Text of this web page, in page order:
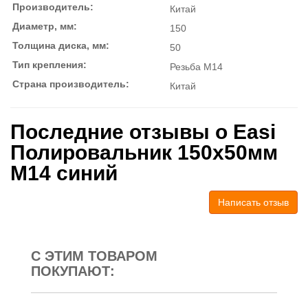
Производитель:
Китай
Диаметр, мм:
150
Толщина диска, мм:
50
Тип крепления:
Резьба М14
Страна производитель:
Китай
Последние отзывы о Easi
Полировальник 150х50мм
М14 синий
Написать отзыв
С ЭТИМ ТОВАРОМ
ПОКУПАЮТ: